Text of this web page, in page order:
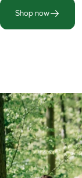
Shop now